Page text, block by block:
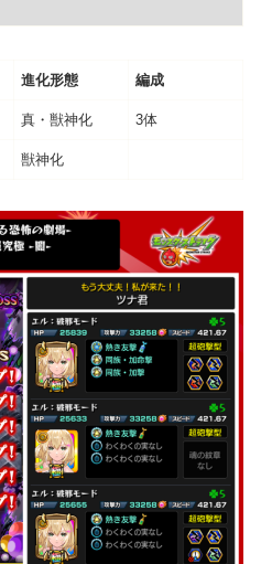
進化形態 編成
真・獣神化 3体
獣神化